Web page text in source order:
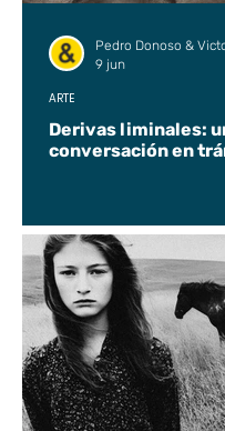
Derivas liminales:
conversación en
ARTE
Pedro Donoso &
9 jun